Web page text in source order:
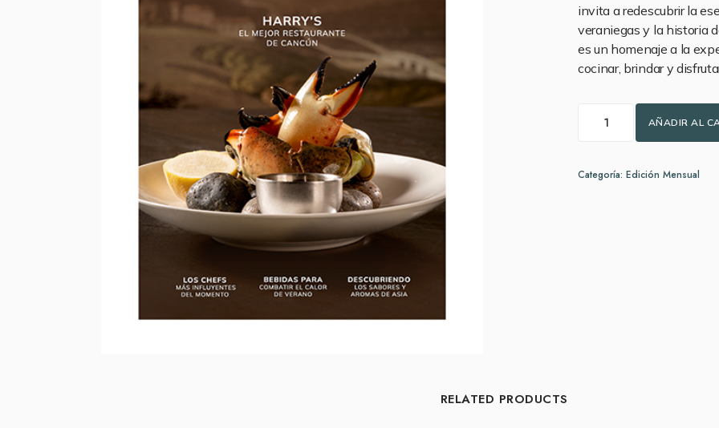
invita a redescubrir la
veraniegas y la historia
es un homenaje a la
cocinar, brindar y
AÑADIR AL
Categoría: Edición Mensual
RELATED PRODUCTS